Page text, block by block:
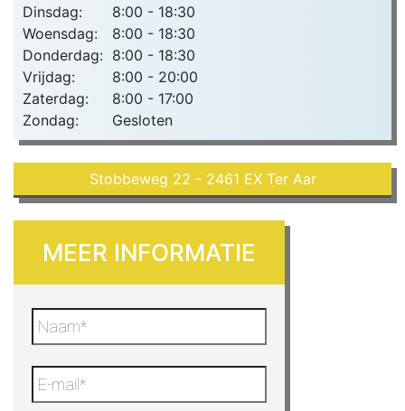
Dinsdag:
8:00 - 18:30
Woensdag:
8:00 - 18:30
Donderdag: 8:00 - 18:30
Vrijdag:
8:00 - 20:00
Zaterdag:
8:00 - 17:00
Zondag:
Gesloten
Stobbeweg 22 - 2461 EX Ter Aar
MEER INFORMATIE